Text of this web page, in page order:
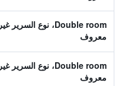
Double room، نوع السرير غير
معروف
Double room، نوع السرير غير
معروف